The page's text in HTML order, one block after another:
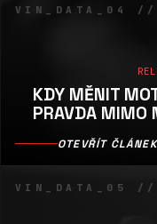
VIN_DATA_04 //
KDY MĚNIT
PRAVDA MIMO
OTEVŘÍT ČLÁNEK
VIN_DATA_05 //